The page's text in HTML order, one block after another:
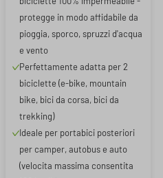
riporre il telo.
protegge in modo affidabile da
pioggia, sporco, spruzzi d'acqua
e vento
Perfettamente adatta per 2
biciclette (e-bike, mountain
bike, bici da corsa, bici da
trekking)
Ideale per portabici posteriori
per camper, autobus e auto
(velocita massima consentita